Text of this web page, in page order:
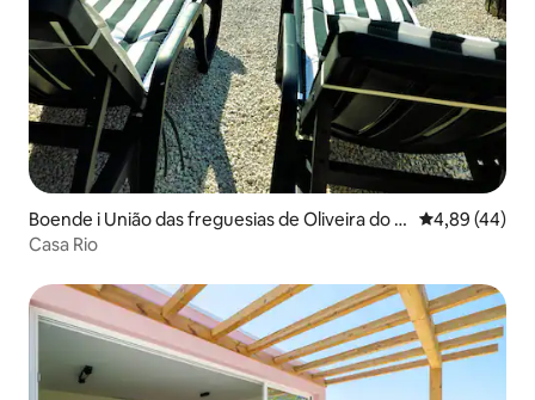
Boende i União das freguesias de Oliveira do M
ondego e Travanca do Mondego
4,89 av 5 i
4,89 (44)
Casa Rio